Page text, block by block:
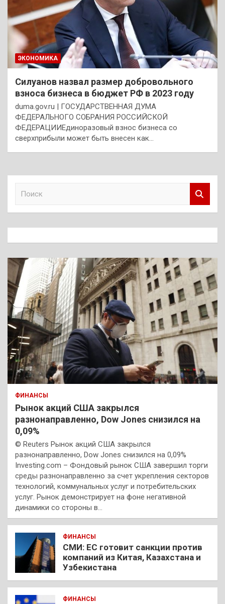
ЭКОНОМИКА
Силуанов назвал размер добровольного
взноса бизнеса в бюджет РФ в 2023 году
duma.gov.ru | ГОСУДАРСТВЕННАЯ ДУМА
ФЕДЕРАЛЬНОГО СОБРАНИЯ РОССИЙСКОЙ
ФЕДЕРАЦИИЕдиноразовый взнос бизнеса со
сверхприбыли может быть внесен как…
к
ФИНАНСЫ
Рынок акций США закрылся
разнонаправленно, Dow Jones снизился на
0,09%
© Reuters Рынок акций США закрылся
разнонаправленно, Dow Jones снизился на 0,09%
Investing.com – Фондовый рынок США завершил торги
среды разнонаправленно за счет укрепления секторов
технологий, коммунальных услуг и потребительских
услуг. Рынок демонстрирует на фоне негативной
динамики со стороны в…
ФИНАНСЫ
СМИ: ЕС готовит санкции против
компаний из Китая, Казахстана и
Узбекистана
ФИНАНСЫ